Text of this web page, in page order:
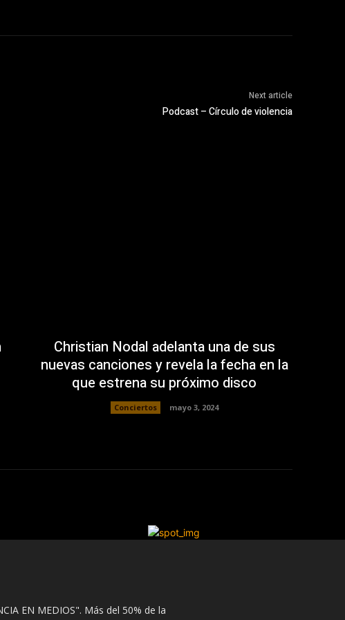
Next article
Podcast – Círculo de violencia
Christian Nodal adelanta una de sus
nuevas canciones y revela la fecha en la
que estrena su próximo disco
Conciertos mayo 3, 2024
EN MEDIOS". Más del 50% de la